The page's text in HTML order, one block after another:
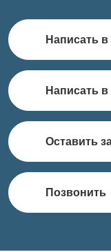
Написать в
Написать в
Оставить
Позвонить